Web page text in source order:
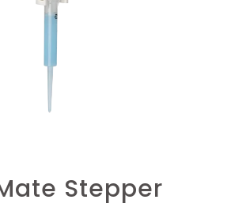
Stepper